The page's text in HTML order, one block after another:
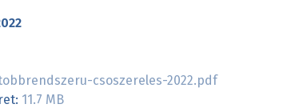
csoszereles-2022.pdf
11.7 MB